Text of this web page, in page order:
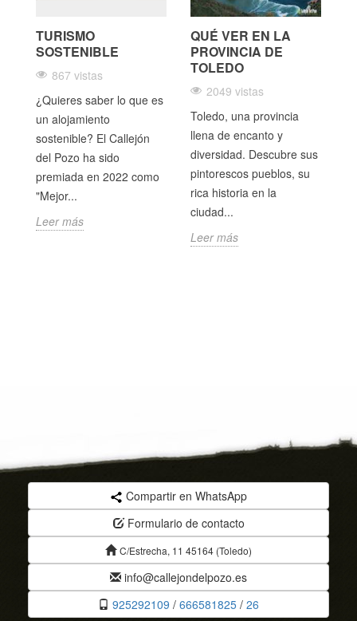
TURISMO
SOSTENIBLE
867 vistas
¿Quieres saber lo que es
un alojamiento
sostenible? El Callejón
del Pozo ha sido
premiada en 2022 como
"Mejor...
Leer más
QUÉ VER EN LA
PROVINCIA DE
TOLEDO
2049 vistas
Toledo, una provincia
llena de encanto y
diversidad. Descubre sus
pintorescos pueblos, su
rica historia en la
ciudad...
Leer más
Compartir en WhatsApp
Formulario de contacto
C/Estrecha, 11 45164 (Toledo)
info@callejondelpozo.es
925292109 / 666581825 / 26